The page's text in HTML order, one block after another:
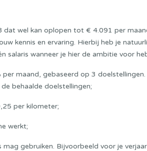
dat wel kan oplopen tot € 4.091 per
kennis en ervaring. Hierbij heb je
salaris wanneer je hier de ambitie voor
per maand, gebaseerd op 3
behaalde doelstellingen;
per kilometer;
werkt;
mag gebruiken. Bijvoorbeeld voor je